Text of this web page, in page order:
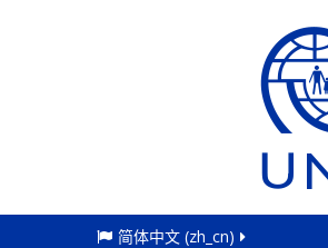
简体中文 ‎(zh_cn)‎